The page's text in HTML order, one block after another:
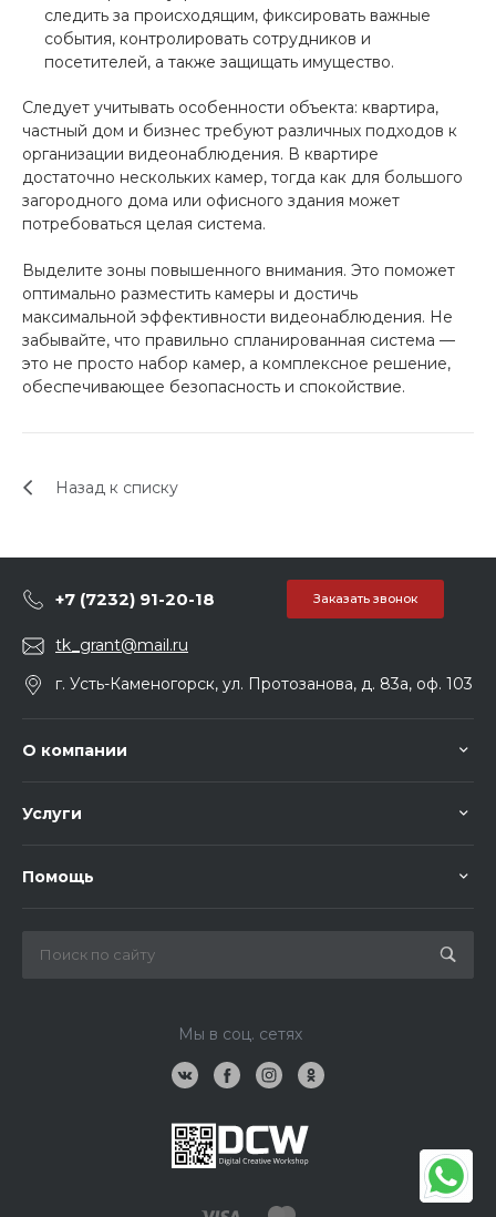
следить за происходящим, фиксировать важные
события, контролировать сотрудников и
посетителей, а также защищать имущество.
Следует учитывать особенности объекта: квартира,
частный дом и бизнес требуют различных подходов к
организации видеонаблюдения. В квартире
достаточно нескольких камер, тогда как для большого
загородного дома или офисного здания может
потребоваться целая система.
Выделите зоны повышенного внимания. Это поможет
оптимально разместить камеры и достичь
максимальной эффективности видеонаблюдения. Не
забывайте, что правильно спланированная система —
это не просто набор камер, а комплексное решение,
обеспечивающее безопасность и спокойствие.
Назад к списку
+7 (7232) 91-20-18 Заказать звонок
tk_grant@mail.ru
г. Усть-Каменогорск, ул. Протозанова, д. 83а, оф. 103
О компании
Услуги
Помощь
Мы в соц. сетях